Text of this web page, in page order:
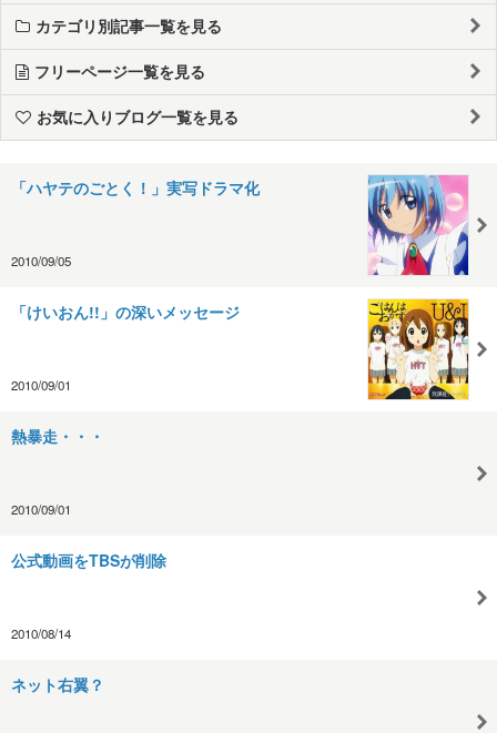
カテゴリ別記事一覧を見る
フリーページ一覧を見る
お気に入りブログ一覧を見る
「ハヤテのごとく！」実写ドラマ化
2010/09/05
「けいおん!!」の深いメッセージ
2010/09/01
熱暴走・・・
2010/09/01
公式動画をTBSが削除
2010/08/14
ネット右翼？